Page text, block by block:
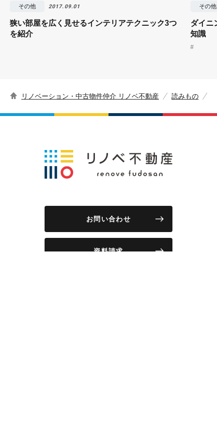
その他 2017.09.01
狭い部屋を広く見せるインテリアテクニック3つ
を紹介
その他
ダイニ
知識
#
リノベーション・中古物件仲介 リノベ不動産 読みもの
お問い合わせ
資料請求